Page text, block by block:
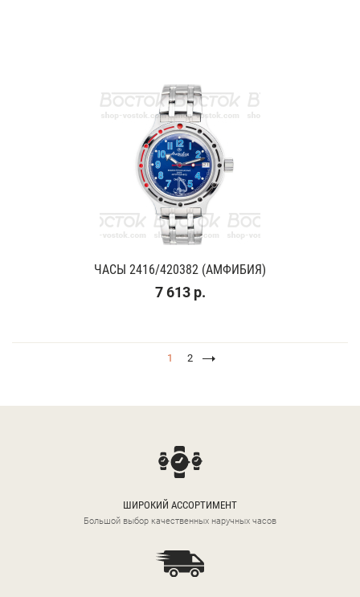
ЧАСЫ 2416/420382 (АМФИБИЯ)
7 613 р.
1 2
ШИРОКИЙ АССОРТИМЕНТ
Большой выбор качественных наручных часов